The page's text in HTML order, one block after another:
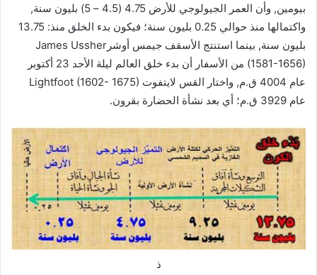
بيومين, وأن العمر الجيولوجي للأرض 4.75 (4.5 – 5) بليون سنة,
واكتمالها منذ حوالي 0.25 بليون سنة؛ فيكون بدء الخلق منذ: 13.75
بليون سنة, بينما استنتج الأسقف جيمس أوشرJames Ussher
(1581-1656) من الأسفار أن بدء خلق العالم ليلة الأحد 23 أكتوبر
عام 4004 ق.م, واختار القس لايتفوت Lightfoot (1602- 1675)
عام 3929 ق.م؛ أي بعد نشأة الحضارة بقرون.
ذ